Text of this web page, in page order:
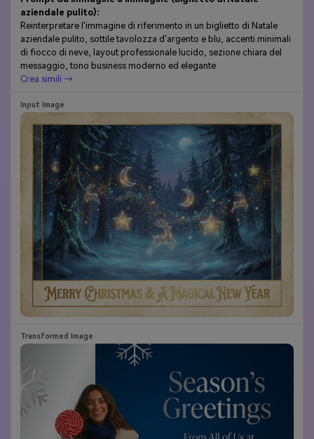
aziendale pulito):
Reinterpretare l'immagine di riferimento in un biglietto di Natale
aziendale pulito, sottile tavolozza d'argento e blu, accenti minimali
di fiocco di neve, layout professionale lucido, sezione chiara del
messaggio, tono business moderno ed elegante
Crea simili →